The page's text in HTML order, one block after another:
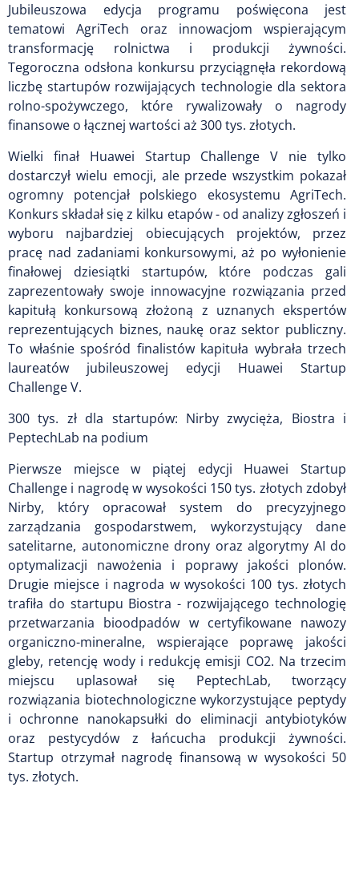
Jubileuszowa edycja programu poświęcona jest
tematowi AgriTech oraz innowacjom wspierającym
transformację rolnictwa i produkcji żywności.
Tegoroczna odsłona konkursu przyciągnęła rekordową
liczbę startupów rozwijających technologie dla sektora
rolno-spożywczego, które rywalizowały o nagrody
finansowe o łącznej wartości aż 300 tys. złotych.
Wielki finał Huawei Startup Challenge V nie tylko
dostarczył wielu emocji, ale przede wszystkim pokazał
ogromny potencjał polskiego ekosystemu AgriTech.
Konkurs składał się z kilku etapów - od analizy zgłoszeń i
wyboru najbardziej obiecujących projektów, przez
pracę nad zadaniami konkursowymi, aż po wyłonienie
finałowej dziesiątki startupów, które podczas gali
zaprezentowały swoje innowacyjne rozwiązania przed
kapitułą konkursową złożoną z uznanych ekspertów
reprezentujących biznes, naukę oraz sektor publiczny.
To właśnie spośród finalistów kapituła wybrała trzech
laureatów jubileuszowej edycji Huawei Startup
Challenge V.
300 tys. zł dla startupów: Nirby zwycięża, Biostra i
PeptechLab na podium
Pierwsze miejsce w piątej edycji Huawei Startup
Challenge i nagrodę w wysokości 150 tys. złotych zdobył
Nirby, który opracował system do precyzyjnego
zarządzania gospodarstwem, wykorzystujący dane
satelitarne, autonomiczne drony oraz algorytmy AI do
optymalizacji nawożenia i poprawy jakości plonów.
Drugie miejsce i nagroda w wysokości 100 tys. złotych
trafiła do startupu Biostra - rozwijającego technologię
przetwarzania bioodpadów w certyfikowane nawozy
organiczno-mineralne, wspierające poprawę jakości
gleby, retencję wody i redukcję emisji CO2. Na trzecim
miejscu uplasował się PeptechLab, tworzący
rozwiązania biotechnologiczne wykorzystujące peptydy
i ochronne nanokapsułki do eliminacji antybiotyków
oraz pestycydów z łańcucha produkcji żywności.
Startup otrzymał nagrodę finansową w wysokości 50
tys. złotych.